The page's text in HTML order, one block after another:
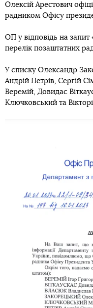
Олексій Арестович
радником Офісу
ОП у відповідь на
перелік позаштатних
У списку Олександр
Андрій Петрів, Сергій
Веремій, Довидас
Ключковський та